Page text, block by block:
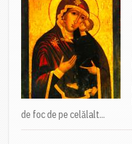
de foc de pe celălalt...